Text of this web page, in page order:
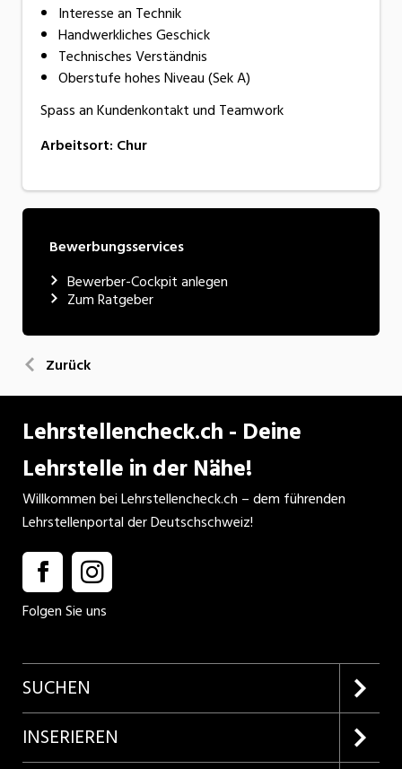
Interesse an Technik
Handwerkliches Geschick
Technisches Verständnis
Oberstufe hohes Niveau (Sek A)
Spass an Kundenkontakt und Teamwork
Arbeitsort: Chur
Bewerbungsservices
Bewerber-Cockpit anlegen
Zum Ratgeber
Zurück
Lehrstellencheck.ch - Deine
Lehrstelle in der Nähe!
Willkommen bei Lehrstellencheck.ch – dem führenden
Lehrstellenportal der Deutschschweiz!
Folgen Sie uns
SUCHEN
Firmenprofile entdecken
INSERIEREN